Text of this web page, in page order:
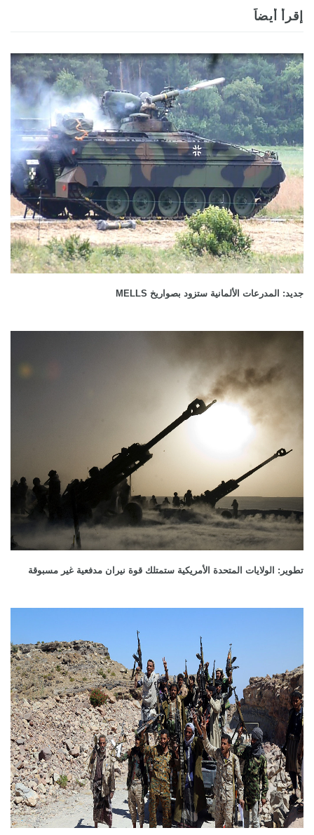
إقرأ أيضاً
جديد: المدرعات الألمانية ستزود بصواريخ MELLS
تطوير: الولايات المتحدة الأمريكية ستمتلك قوة نيران مدفعية غير مسبوقة